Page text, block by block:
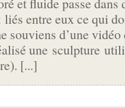
entre eux ce qui
souviens d’une vidéo
une sculpture
[...]